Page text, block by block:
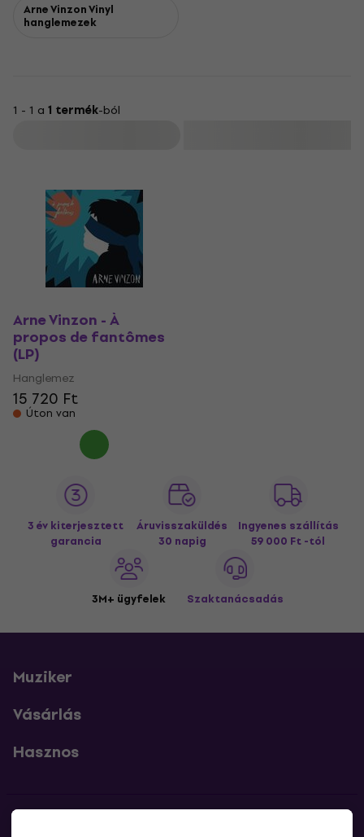
Arne Vinzon Vinyl
hanglemezek
1 - 1 a 1 termék-ból
Arne Vinzon - À
propos de fantômes
(LP)
Hanglemez
15 720 Ft
Úton van
3 év kiterjesztett
garancia
Áruvisszaküldés
30 napig
Ingyenes szállítás
59 000 Ft -tól
3M+ ügyfelek Szaktanácsadás
Muziker
Vásárlás
Hasznos